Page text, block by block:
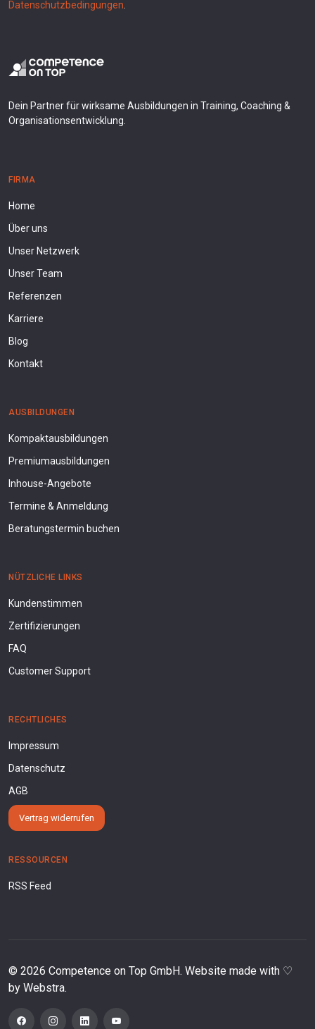
Datenschutzbedingungen
Dein Partner für wirksame Ausbildungen in Training, Coaching &
Organisationsentwicklung.
FIRMA
Home
Über uns
Unser Netzwerk
Unser Team
Referenzen
Karriere
Blog
Kontakt
AUSBILDUNGEN
Kompaktausbildungen
Premiumausbildungen
Inhouse-Angebote
Termine & Anmeldung
Beratungstermin buchen
NÜTZLICHE LINKS
Kundenstimmen
Zertifizierungen
FAQ
Customer Support
RECHTLICHES
Impressum
Datenschutz
AGB
Vertrag widerrufen
RESSOURCEN
RSS Feed
© 2026 Competence on Top GmbH. Website made with ♡
by Webstra.